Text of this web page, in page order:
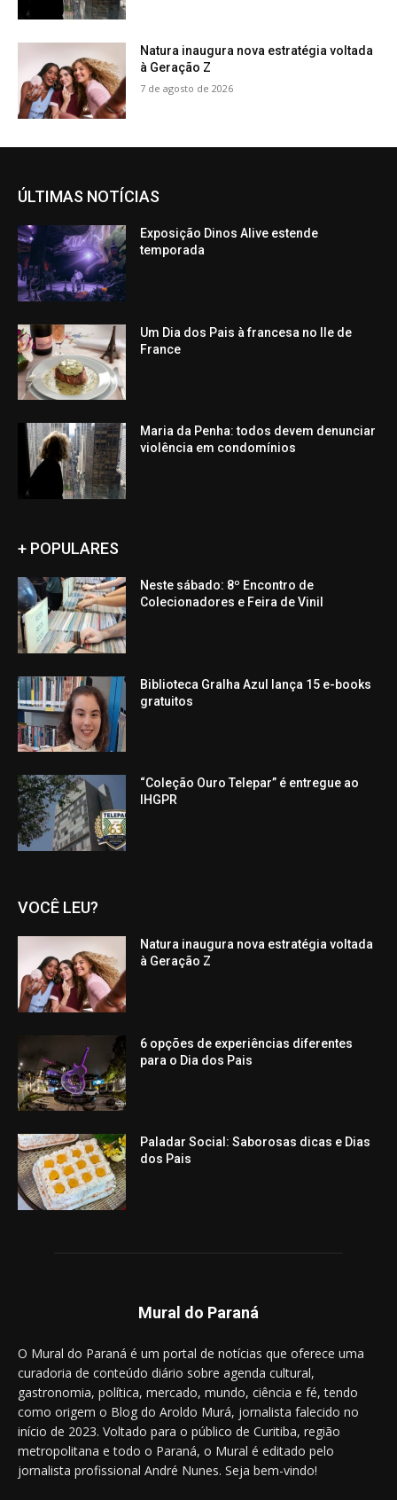
Natura inaugura nova estratégia voltada
à Geração Z
7 de agosto de 2026
ÚLTIMAS NOTÍCIAS
Exposição Dinos Alive estende
temporada
Um Dia dos Pais à francesa no Ile de
France
Maria da Penha: todos devem denunciar
violência em condomínios
+ POPULARES
Neste sábado: 8º Encontro de
Colecionadores e Feira de Vinil
Biblioteca Gralha Azul lança 15 e-books
gratuitos
“Coleção Ouro Telepar” é entregue ao
IHGPR
VOCÊ LEU?
Natura inaugura nova estratégia voltada
à Geração Z
6 opções de experiências diferentes
para o Dia dos Pais
Paladar Social: Saborosas dicas e Dias
dos Pais
Mural do Paraná
O Mural do Paraná é um portal de notícias que oferece uma
curadoria de conteúdo diário sobre agenda cultural,
gastronomia, política, mercado, mundo, ciência e fé, tendo
como origem o Blog do Aroldo Murá, jornalista falecido no
início de 2023. Voltado para o público de Curitiba, região
metropolitana e todo o Paraná, o Mural é editado pelo
jornalista profissional André Nunes. Seja bem-vindo!